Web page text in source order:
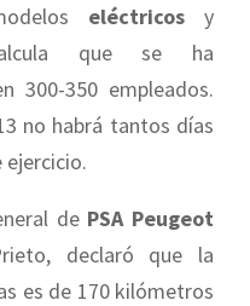
eléctricos y
que se ha
300-350 empleados.
no habrá tantos días
ejercicio.
de PSA Peugeot
declaró que la
es de 170 kilómetros